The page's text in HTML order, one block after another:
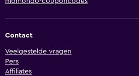
Contact
Veelgestelde vragen
Pers
Affiliates